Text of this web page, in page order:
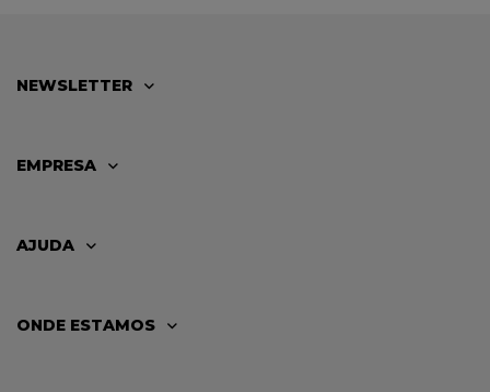
NEWSLETTER
EMPRESA
AJUDA
ONDE ESTAMOS